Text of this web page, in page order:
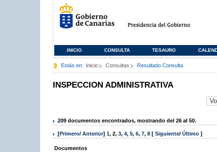
INICIO CONSULTA TESAURO
Estás en: Inicio Consultas Resultado Consulta
INSPECCION ADMINISTRATIVA
209 documentos encontrados, mostrando del 26 al 50.
[Primero/ Anterior] 1, 2, 3, 4, 5, 6, 7, 8 [ Siguiente/ Último ]
Documentos